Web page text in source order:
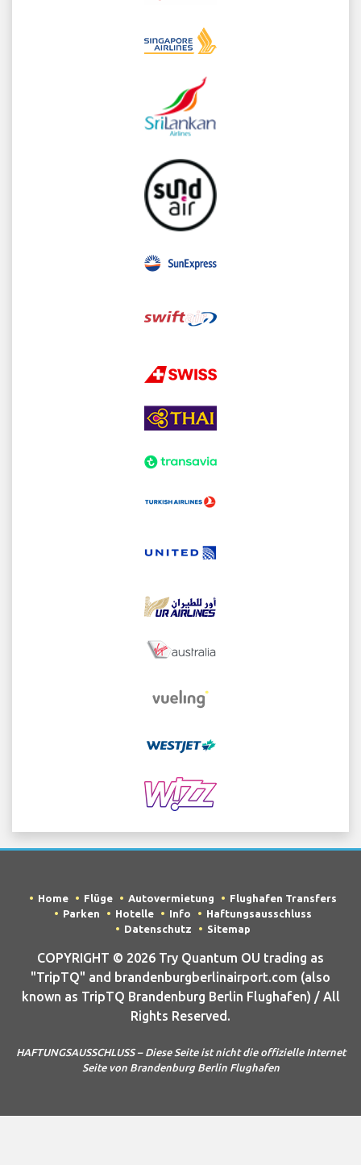
Home Flüge Autovermietung
Flughafen Transfers
Parken
Hotelle Info
Haftungsausschluss
Datenschutz
Sitemap
COPYRIGHT © 2026 Try Quantum OU trading as
"TripTQ" and brandenburgberlinairport.com (also
known as TripTQ Brandenburg Berlin Flughafen) / All
Rights Reserved.
HAFTUNGSAUSSCHLUSS – Diese Seite ist nicht die offizielle Internet
Seite von Brandenburg Berlin Flughafen